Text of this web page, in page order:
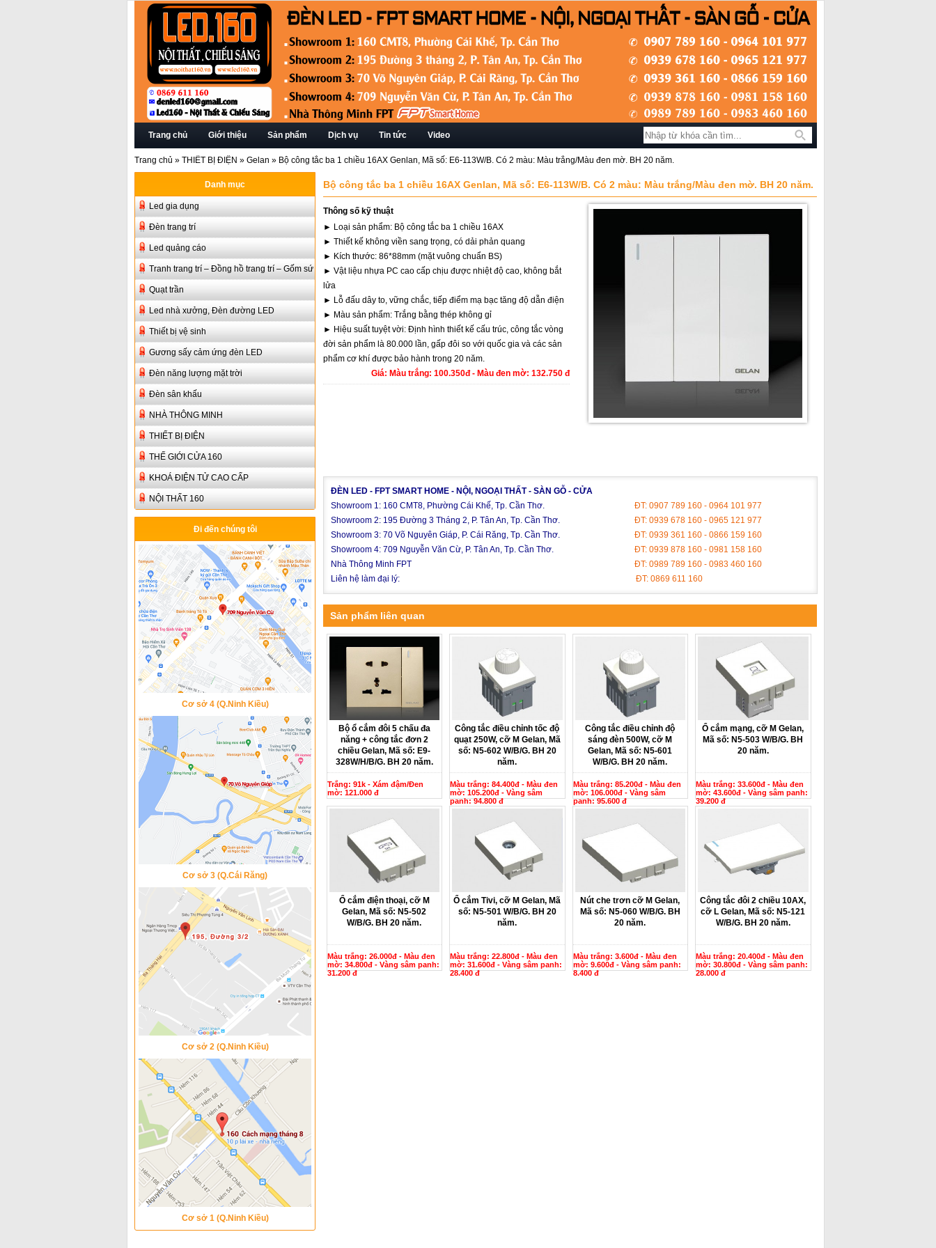
Trang chủ Giới thiệu Sản phẩm Dịch vụ Tin tức Video Tìm kiếm
Trang chủ » THIẾT BỊ ĐIỆN » Gelan » Bộ công tắc ba 1 chiều 16AX Genlan, Mã số: E6-113W/B. Có 2 màu: Màu trắng/Màu đen mờ. BH 20 năm.
Danh mục
Led gia dụng
Đèn trang trí
Led quảng cáo
Tranh trang trí – Đồng hồ trang trí – Gốm sứ
Quạt trần
Led nhà xưởng, Đèn đường LED
Thiết bị vệ sinh
Gương sấy cảm ứng đèn LED
Đèn năng lượng mặt trời
Đèn sân khấu
NHÀ THÔNG MINH
THIẾT BỊ ĐIỆN
THẾ GIỚI CỬA 160
KHOÁ ĐIỆN TỬ CAO CẤP
NỘI THẤT 160
Đi đến chúng tôi
Cơ sở 4 (Q.Ninh Kiều)
Cơ sở 3 (Q.Cái Răng)
Cơ sở 2 (Q.Ninh Kiều)
Cơ sở 1 (Q.Ninh Kiều)
Bộ công tắc ba 1 chiều 16AX Genlan, Mã số: E6-113W/B. Có 2 màu: Màu trắng/Màu đen mờ. BH 20 năm.
Thông số kỹ thuật
► Loại sản phẩm: Bộ công tắc ba 1 chiều 16AX
► Thiết kế không viền sang trọng, có dải phản quang
► Kích thước: 86*88mm (mặt vuông chuẩn BS)
► Vật liệu nhựa PC cao cấp chịu được nhiệt độ cao, không bắt
lửa
► Lỗ đấu dây to, vững chắc, tiếp điểm mạ bạc tăng độ dẫn điện
► Màu sản phẩm: Trắng bằng thép không gỉ
► Hiệu suất tuyệt vời: Định hình thiết kế cấu trúc, công tắc vòng
đời sản phẩm là 80.000 lần, gấp đôi so với quốc gia và các sản
phẩm cơ khí được bảo hành trong 20 năm.
Giá: Màu trắng: 100.350đ - Màu đen mờ: 132.750 đ
ĐÈN LED - FPT SMART HOME - NỘI, NGOẠI THẤT - SÀN GỖ - CỬA
Showroom 1: 160 CMT8, Phường Cái Khế, Tp. Cần Thơ.
ĐT: 0907 789 160 - 0964 101 977
Showroom 2: 195 Đường 3 Tháng 2, P. Tân An, Tp. Cần Thơ.
ĐT: 0939 678 160 - 0965 121 977
Showroom 3: 70 Võ Nguyên Giáp, P. Cái Răng, Tp. Cần Thơ.
ĐT: 0939 361 160 - 0866 159 160
Showroom 4: 709 Nguyễn Văn Cừ, P. Tân An, Tp. Cần Thơ.
ĐT: 0939 878 160 - 0981 158 160
Nhà Thông Minh FPT
ĐT: 0989 789 160 - 0983 460 160
Liên hệ làm đại lý:
ĐT: 0869 611 160
Sản phẩm liên quan
Bộ ổ cắm đôi 5 chấu đa
năng + công tắc đơn 2
chiều Gelan, Mã số: E9-
328W/H/B/G. BH 20 năm.
Trắng: 91k - Xám đậm/Đen
mờ: 121.000 đ
Công tắc điều chỉnh tốc độ
quạt 250W, cỡ M Gelan, Mã
số: N5-602 W/B/G. BH 20
năm.
Màu trắng: 84.400đ - Màu đen
mờ: 105.200đ - Vàng sâm
panh: 94.800 đ
Công tắc điều chỉnh độ
sáng đèn 500W, cỡ M
Gelan, Mã số: N5-601
W/B/G. BH 20 năm.
Màu trắng: 85.200đ - Màu đen
mờ: 106.000đ - Vàng sâm
panh: 95.600 đ
Ổ cắm mạng, cỡ M Gelan,
Mã số: N5-503 W/B/G. BH
20 năm.
Màu trắng: 33.600đ - Màu đen
mờ: 43.600đ - Vàng sâm panh:
39.200 đ
Ổ cắm điện thoại, cỡ M
Gelan, Mã số: N5-502
W/B/G. BH 20 năm.
Màu trắng: 26.000đ - Màu đen
mờ: 34.800đ - Vàng sâm panh:
31.200 đ
Ổ cắm Tivi, cỡ M Gelan, Mã
số: N5-501 W/B/G. BH 20
năm.
Màu trắng: 22.800đ - Màu đen
mờ: 31.600đ - Vàng sâm panh:
28.400 đ
Nút che trơn cỡ M Gelan,
Mã số: N5-060 W/B/G. BH
20 năm.
Màu trắng: 3.600đ - Màu đen
mờ: 9.600đ - Vàng sâm panh:
8.400 đ
Công tắc đôi 2 chiều 10AX,
cỡ L Gelan, Mã số: N5-121
W/B/G. BH 20 năm.
Màu trắng: 20.400đ - Màu đen
mờ: 30.800đ - Vàng sâm panh:
28.000 đ